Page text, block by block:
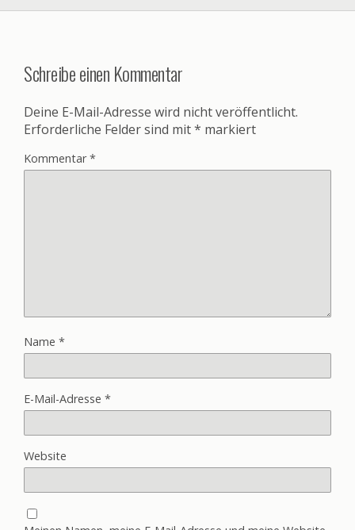
Schreibe einen Kommentar
Deine E-Mail-Adresse wird nicht veröffentlicht.
Erforderliche Felder sind mit* markiert
Kommentar*
Name *
E-Mail-Adresse *
Website